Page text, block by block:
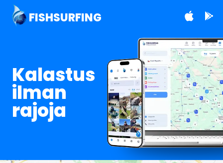
FISHSURFING
Kalastus
ilman
rajoja